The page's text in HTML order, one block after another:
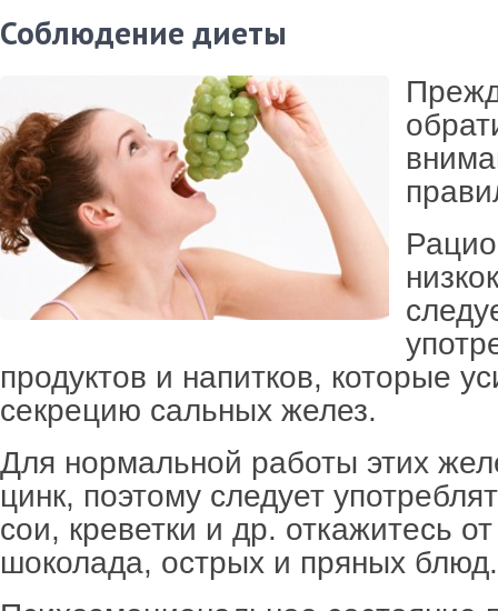
Соблюдение диеты
продуктов и напитков, которые
секрецию сальных желез.
Для нормальной работы этих
цинк, поэтому следует
сои, креветки и др. откажитесь
шоколада, острых и пряных блюд.